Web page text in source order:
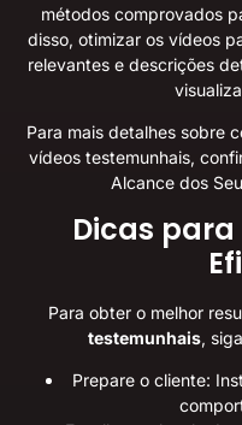
métodos comprovados
disso, otimizar os vídeos
relevantes e descrições
Para mais detalhes sobre
vídeos testemunhais,
Alcance dos
Dicas
Para obter o melhor
testemunhais,
Prepare o cliente: